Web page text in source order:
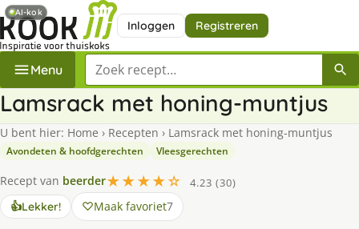
Inloggen Registreren
Menu Zoek een recept
Lamsrack met honing-muntjus
U bent hier: Home › Recepten › Lamsrack met honing-muntjus
Avondeten & hoofdgerechten Vleesgerechten
Recept van beerder★★★★☆
4.23 (30)
👍Lekker! Maak favoriet7
AI-kok